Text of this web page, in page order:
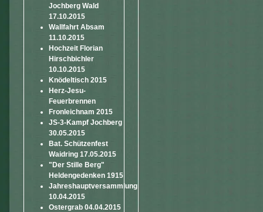
Jochberg Wald
17.10.2015
Wallfahrt Absam
11.10.2015
Hochzeit Florian
Hirschbichler
10.10.2015
Knödeltisch 2015
Herz-Jesu-
Feuerbrennen
Fronleichnam 2015
JS-3-Kampf Jochberg
30.05.2015
Bat. Schützenfest
Waidring 17.05.2015
"Der Stille Berg"
Heldengedenken 1915
Jahreshauptversammlung
10.04.2015
Ostergrab 04.04.2015